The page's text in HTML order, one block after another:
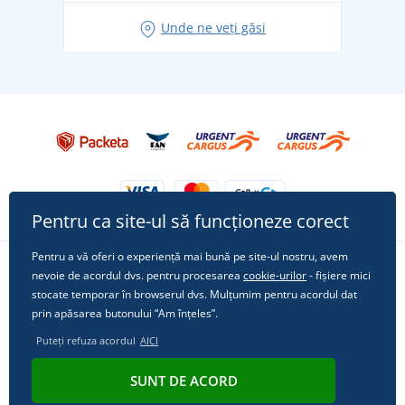
Tricoul preferat City în rol principal: ținute pentru
Unde ne veți găsi
Urmărește-ne pe rețelele sociale
© 2011 - 2026, Dual Trade s.r.o. | Din punct de vedere tehnic oferă
Pentru ca site-ul să funcționeze corect
Pentru a vă oferi o experiență mai bună pe site-ul nostru, avem
nevoie de acordul dvs. pentru procesarea cookie-urilor- fișiere mici
stocate temporar în browserul dvs. Mulțumim pentru acordul dat
prin apăsarea butonului “Am înțeles”.
Puteți refuza acordul AICI
SUNT DE ACORD